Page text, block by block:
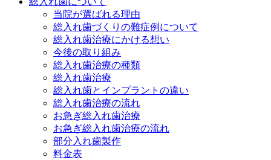
当院が選ばれる理由
総入れ歯づくりの難症例について
総入れ歯治療にかける想い
今後の取り組み
総入れ歯治療の種類
総入れ歯治療
総入れ歯とインプラントの違い
総入れ歯治療の流れ
お急ぎ総入れ歯治療
お急ぎ総入れ歯治療の流れ
部分入れ歯製作
料金表